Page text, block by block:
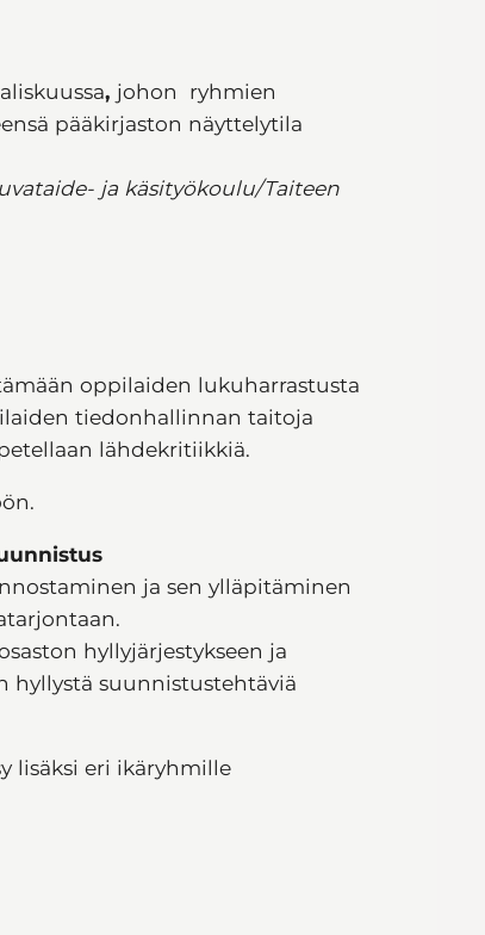
, johon ryhmien
pääkirjaston näyttelytila
ja käsityökoulu/Taiteen
oppilaiden lukuharrastusta
tiedonhallinnan taitoja
lähdekritiikkiä.
ja sen ylläpitäminen
hyllyjärjestykseen ja
suunnistustehtäviä
lisäksi eri ikäryhmille